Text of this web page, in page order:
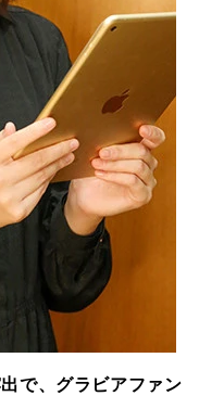
で、グラビアファン